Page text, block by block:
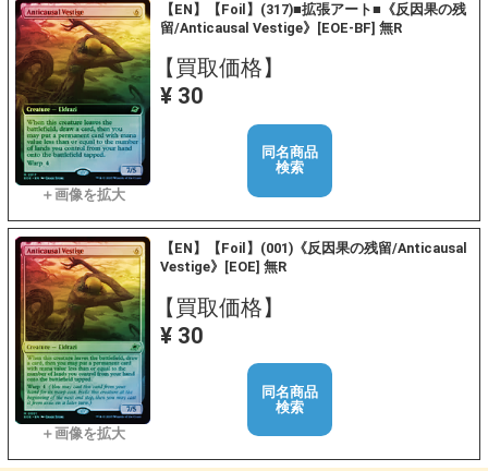
【EN】【Foil】(317)■拡張アート■《反因果の残
留/Anticausal Vestige》[EOE-BF] 無R
【買取価格】
¥ 30
同名商品
検索
【EN】【Foil】(001)《反因果の残留/Anticausal
Vestige》[EOE] 無R
【買取価格】
¥ 30
同名商品
検索